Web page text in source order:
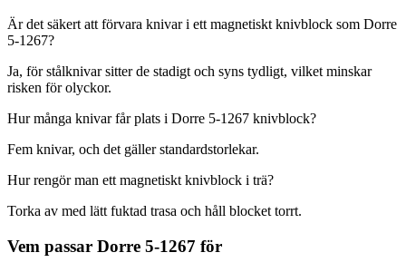
Är det säkert att förvara knivar i ett magnetiskt knivblock som Dorre
5-1267?
Ja, för stålknivar sitter de stadigt och syns tydligt, vilket minskar
risken för olyckor.
Hur många knivar får plats i Dorre 5-1267 knivblock?
Fem knivar, och det gäller standardstorlekar.
Hur rengör man ett magnetiskt knivblock i trä?
Torka av med lätt fuktad trasa och håll blocket torrt.
Vem passar Dorre 5-1267 för